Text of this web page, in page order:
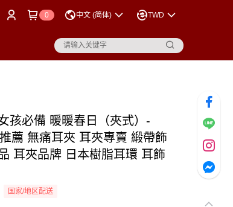
0 中文 (简体) TWD
孩必備 暖暖春日（夾式）-
薦 無痛耳夾 耳夾專賣 緞帶飾
耳夾品牌 日本樹脂耳環 耳飾
国家/地区配送